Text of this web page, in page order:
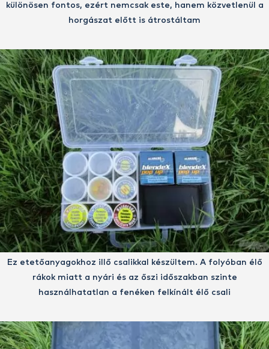
különösen fontos, ezért nemcsak este, hanem közvetlenül a
horgászat előtt is átrostáltam
Ez etetőanyagokhoz illő csalikkal készültem. A folyóban élő
rákok miatt a nyári és az őszi időszakban szinte
használhatatlan a fenéken felkínált élő csali